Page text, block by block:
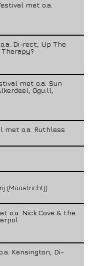
met o.a.
Di-rect, Up The
met o.a. Sun
Ggu:ll,
met o.a. Ruthless
(Maastricht))
o.a. Nick Cave & the
Kensington, Di-